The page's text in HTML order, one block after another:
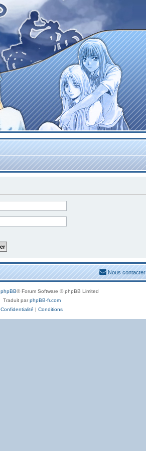
Nous contacter
phpBB® Forum Software © phpBB Limited
Traduit parphpBB-fr.com
Confidentialité | Conditions